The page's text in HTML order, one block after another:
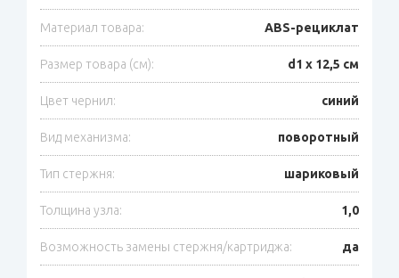
Материал товара: ABS-рециклат
Размер товара (см): d1 х 12,5 см
Цвет чернил: синий
Вид механизма: поворотный
Тип стержня: шариковый
Толщина узла: 1,0
Возможность замены стержня/картриджа: да